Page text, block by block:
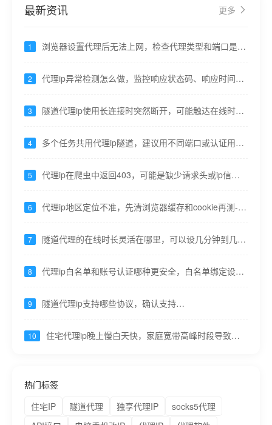
最新资讯 更多
1
浏览器设置代理后无法上网，检查代理类型和端口是否
2
代理ip异常检测怎么做，监控响应状态码、响应时间突
3
隧道代理ip使用长连接时突然断开，可能触达在线时长
4
多个任务共用代理ip隧道，建议用不同端口或认证用户
5
代理ip在爬虫中返回403，可能是缺少请求头或ip信誉
6
代理ip地区定位不准，先清浏览器缓存和cookie再测----
7
隧道代理的在线时长灵活在哪里，可以设几分钟到几小
8
代理ip白名单和账号认证哪种更安全，白名单绑定设
9
隧道代理ip支持哪些协议，确认支持
10
住宅代理ip晚上慢白天快，家庭宽带高峰时段导致，
热门标签
住宅IP
隧道代理 独享代理IP
socks5代理